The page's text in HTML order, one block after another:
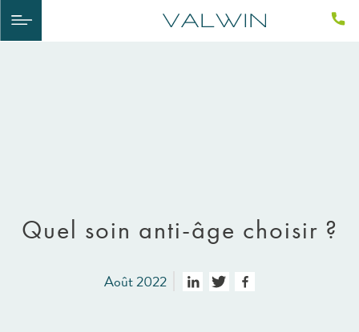
Quel soin anti-âge choisir ?
Août 2022